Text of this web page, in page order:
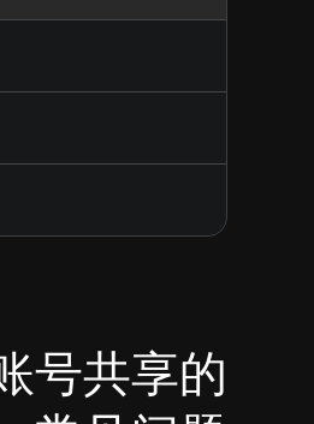
号共享的